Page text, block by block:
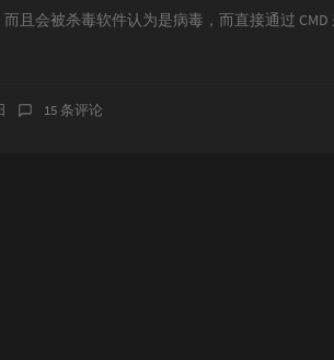
且会被杀毒软件认为是病毒，而直接通过
15 条评论